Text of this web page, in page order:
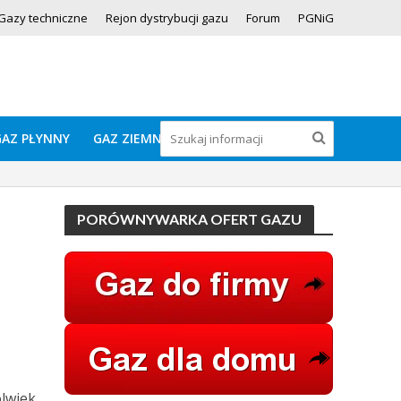
techniczne Rejon dystrybucji gazu Forum PGNiG
PŁYNNY GAZ ZIEMNY
PORÓWNYWARKA OFERT GAZU